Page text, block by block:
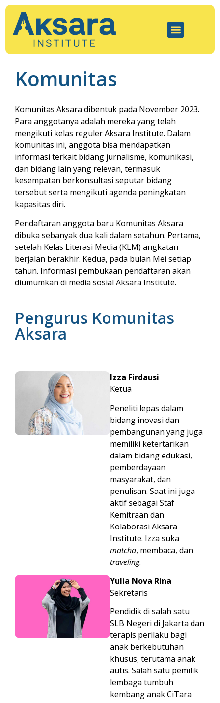
Komunitas
Komunitas Aksara dibentuk pada November 2023.
Para anggotanya adalah mereka yang telah
mengikuti kelas reguler Aksara Institute. Dalam
komunitas ini, anggota bisa mendapatkan
informasi terkait bidang jurnalisme, komunikasi,
dan bidang lain yang relevan, termasuk
kesempatan berkonsultasi seputar bidang
tersebut serta mengikuti agenda peningkatan
kapasitas diri.
Pendaftaran anggota baru Komunitas Aksara
dibuka sebanyak dua kali dalam setahun. Pertama,
setelah Kelas Literasi Media (KLM) angkatan
berjalan berakhir. Kedua, pada bulan Mei setiap
tahun. Informasi pembukaan pendaftaran akan
diumumkan di media sosial Aksara Institute.
Pengurus Komunitas
Aksara
Izza Firdausi
Ketua
Peneliti lepas dalam
bidang inovasi dan
pembangunan yang juga
memiliki ketertarikan
dalam bidang edukasi,
pemberdayaan
masyarakat, dan
penulisan. Saat ini juga
aktif sebagai Staf
Kemitraan dan
Kolaborasi Aksara
Institute. Izza suka
matcha, membaca, dan
traveling.
Yulia Nova Rina
Sekretaris
Pendidik di salah satu
SLB Negeri di Jakarta dan
terapis perilaku bagi
anak berkebutuhan
khusus, terutama anak
autis. Salah satu pemilik
lembaga tumbuh
kembang anak CiTara